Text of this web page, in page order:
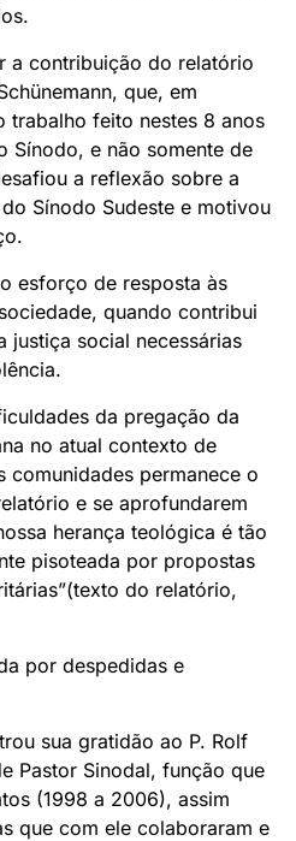
a contribuição do relatório
que, em
trabalho feito nestes 8 anos
Sínodo, e não somente de
a reflexão sobre a
Sínodo Sudeste e motivou
esforço de resposta às
quando contribui
justiça social necessárias
da pregação da
no atual contexto de
comunidades permanece o
e se aprofundarem
herança teológica é tão
pisoteada por propostas
do relatório,
por despedidas e
sua gratidão ao P. Rolf
Pastor Sinodal, função que
(1998 a 2006), assim
que com ele colaboraram e